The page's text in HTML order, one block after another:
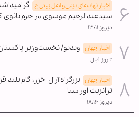
اخبار نهادهای دینی و اهل بیتی ع
سیدعبدالرحیم موسوی در حرم بانوی
دیروز ۱۳:۱۱
اخبار جهان ویدیو/ نخست‌وزیر
۲ روز قبل
اخبار جهان بزرگراه آرال-خزر؛ گام
ترانزیت اوراسیا
دیروز ۱۸:۱۶